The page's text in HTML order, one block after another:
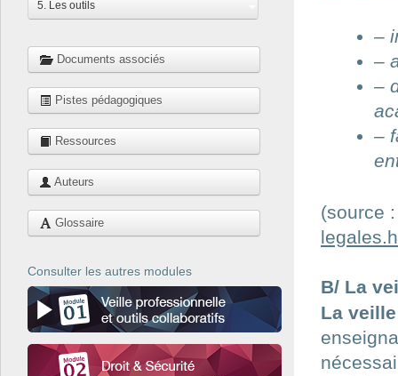
5. Les outils
Documents associés
Pistes pédagogiques
Ressources
Auteurs
Glossaire
Consulter les autres modules
–
–
–
–
(source
B/ La
La